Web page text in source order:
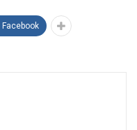
Facebook